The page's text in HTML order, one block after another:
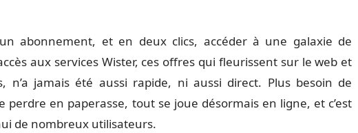
abonnement, et en deux clics, accéder à une galaxie de
aux services Wister, ces offres qui fleurissent sur le web et
n’a jamais été aussi rapide, ni aussi direct. Plus besoin de
perdre en paperasse, tout se joue désormais en ligne, et c’est
de nombreux utilisateurs.